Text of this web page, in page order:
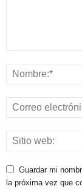
Guardar mi
la próxima vez que